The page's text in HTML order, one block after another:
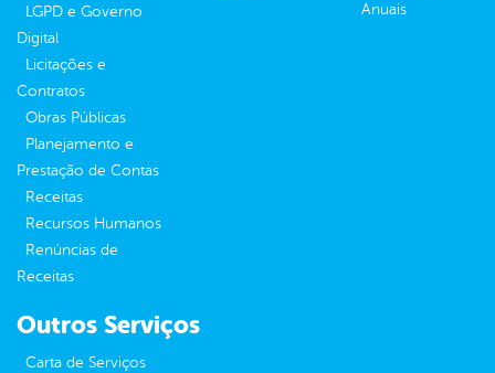
LGPD e Governo
Digital
Licitações e
Contratos
Obras Públicas
Planejamento e
Prestação de Contas
Receitas
Recursos Humanos
Renúncias de
Receitas
Anuais
Outros Serviços
Carta de Serviços